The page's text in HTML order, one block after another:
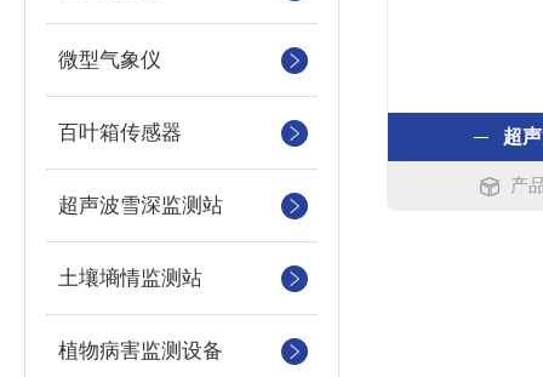
微型气象仪
百叶箱传感器
超声波雪深监测站
土壤墒情监测站
植物病害监测设备
超
产